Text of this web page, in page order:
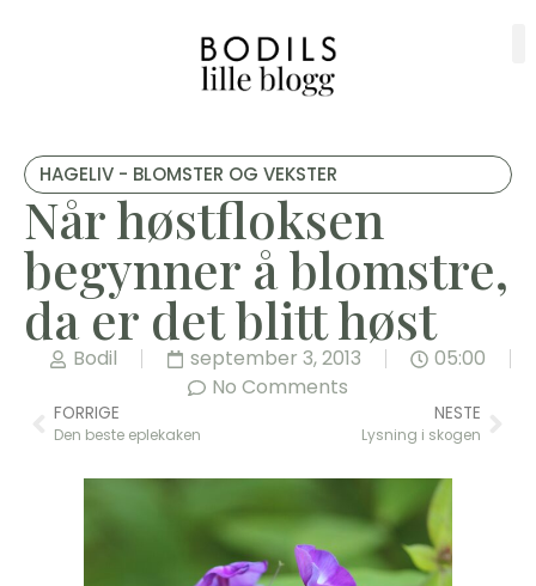
HAGELIV - BLOMSTER OG VEKSTER
Når høstfloksen
begynner å blomstre,
da er det blitt høst
Bodil september 3, 2013
05:00
No Comments
FORRIGE
Den beste eplekaken
NESTE
Lysning i skogen